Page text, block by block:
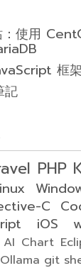
使用
框
記
PHP
C
iOS
AI Chart
Ollama git